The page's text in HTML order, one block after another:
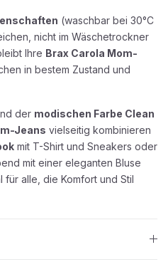
(waschbar bei 30°C
nicht im Wäschetrockner
Ihre Brax Carola Mom-
in bestem Zustand und
der modischen Farbe Clean
Jeans vielseitig kombinieren
mit T-Shirt und Sneakers oder
mit einer eleganten Bluse
für alle, die Komfort und Stil